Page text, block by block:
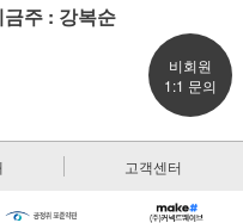
금주 : 강복순
비회원
1:1 문의
고객센터